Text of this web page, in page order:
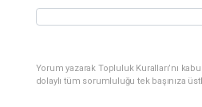
Yorum yazarak Topluluk Kuralları’nı
dolaylı tüm sorumluluğu tek başınıza